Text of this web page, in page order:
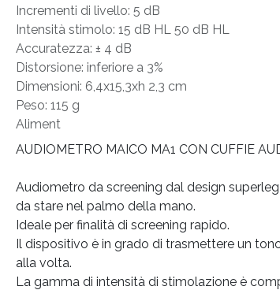
Incrementi di livello: 5 dB
Intensità stimolo: 15 dB HL 50 dB HL
Accuratezza: ± 4 dB
Distorsione: inferiore a 3%
Dimensioni: 6,4x15,3xh 2,3 cm
Peso: 115 g
Aliment
AUDIOMETRO MAICO MA1 CON CUFFIE
Audiometro da screening dal design
da stare nel palmo della mano.
Ideale per finalità di screening rapido.
Il dispositivo è in grado di trasmettere un
alla volta.
La gamma di intensità di stimolazione è